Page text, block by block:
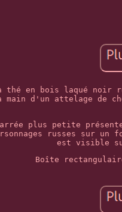
thé en bois laqué noir
d'un attelage de
plus petite
russes sur un
est visible
Boîte